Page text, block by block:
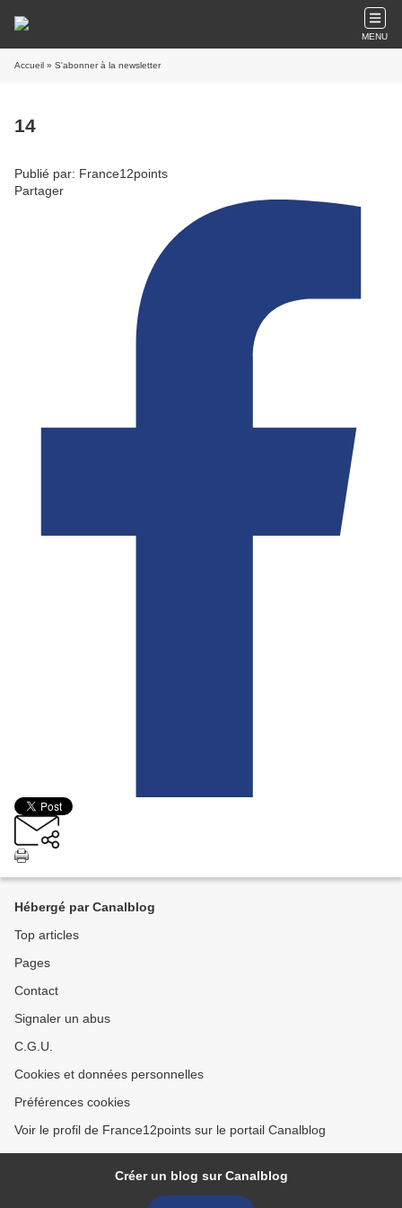
MENU
Accueil » S'abonner à la newsletter
14
Publié par: France12points
Partager
Hébergé par Canalblog
Top articles
Pages
Contact
Signaler un abus
C.G.U.
Cookies et données personnelles
Préférences cookies
Voir le profil de France12points sur le portail Canalblog
Créer un blog sur Canalblog